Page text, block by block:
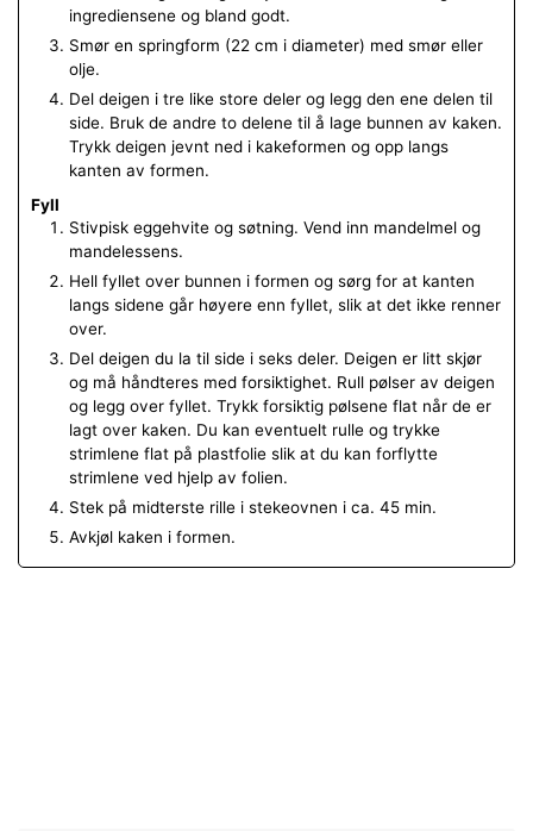
ingrediensene og bland godt.
Smør en springform (22 cm i diameter) med smør eller
olje.
Del deigen i tre like store deler og legg den ene delen til
side. Bruk de andre to delene til å lage bunnen av kaken.
Trykk deigen jevnt ned i kakeformen og opp langs
kanten av formen.
Fyll
Stivpisk eggehvite og søtning. Vend inn mandelmel og
mandelessens.
Hell fyllet over bunnen i formen og sørg for at kanten
langs sidene går høyere enn fyllet, slik at det ikke renner
over.
Del deigen du la til side i seks deler. Deigen er litt skjør
og må håndteres med forsiktighet. Rull pølser av deigen
og legg over fyllet. Trykk forsiktig pølsene flat når de er
lagt over kaken. Du kan eventuelt rulle og trykke
strimlene flat på plastfolie slik at du kan forflytte
strimlene ved hjelp av folien.
Stek på midterste rille i stekeovnen i ca. 45 min.
Avkjøl kaken i formen.